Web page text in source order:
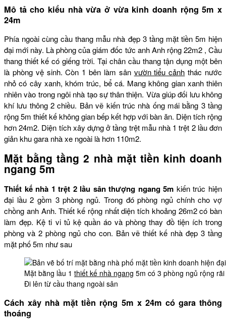
Mô tả cho kiểu nhà vừa ở vừa kinh doanh rộng 5m x
24m
Phía ngoài cùng cầu thang mẫu nhà đẹp 3 tầng mặt tiền 5m hiện
đại mới này. Là phòng của giám đốc tức anh Anh rộng 22m2 , Cầu
thang thiết kế có giếng trời. Tại chân cầu thang tận dụng một bên
là phòng vệ sinh. Còn 1 bên làm sân vườn tiểu cảnh thác nước
nhỏ có cây xanh, khóm trúc, bể cá. Mang không gian xanh thiên
nhiên vào trong ngôi nhà tạo sự thân thiện. Vừa giúp đối lưu không
khí lưu thông 2 chiều. Bản vẽ kiến trúc nhà ống mái bằng 3 tầng
rộng 5m thiết kế không gian bếp kết hợp với bàn ăn. Diện tích rộng
hơn 24m2. Diện tích xây dựng ở tầng trệt mẫu nhà 1 trệt 2 lầu đơn
giản khu gara nhà xe ngoài là hơn 110m2.
Mặt bằng tầng 2 nhà mặt tiền kinh doanh
ngang 5m
Thiết kế nhà 1 trệt 2 lầu sân thượng ngang 5m kiến trúc hiện
đại lầu 2 gồm 3 phòng ngủ. Trong đó phòng ngủ chính cho vợ
chồng anh Anh. Thiết kế rộng nhất diện tích khoảng 26m2 có bàn
làm đẹp. Kệ ti vi tủ kệ quần áo và phòng thay đồ tiện ích trong
phòng và 2 phòng ngủ cho con. Bản vẽ thiết kế nhà đẹp 3 tầng
mặt phố 5m như sau
Mặt bằng lầu 1 thiết kế nhà ngang 5m có 3 phòng ngủ rộng
Đi lên từ cầu thang ngoài sân
Cách xây nhà mặt tiền rộng 5m x 24m có gara thông
thoáng